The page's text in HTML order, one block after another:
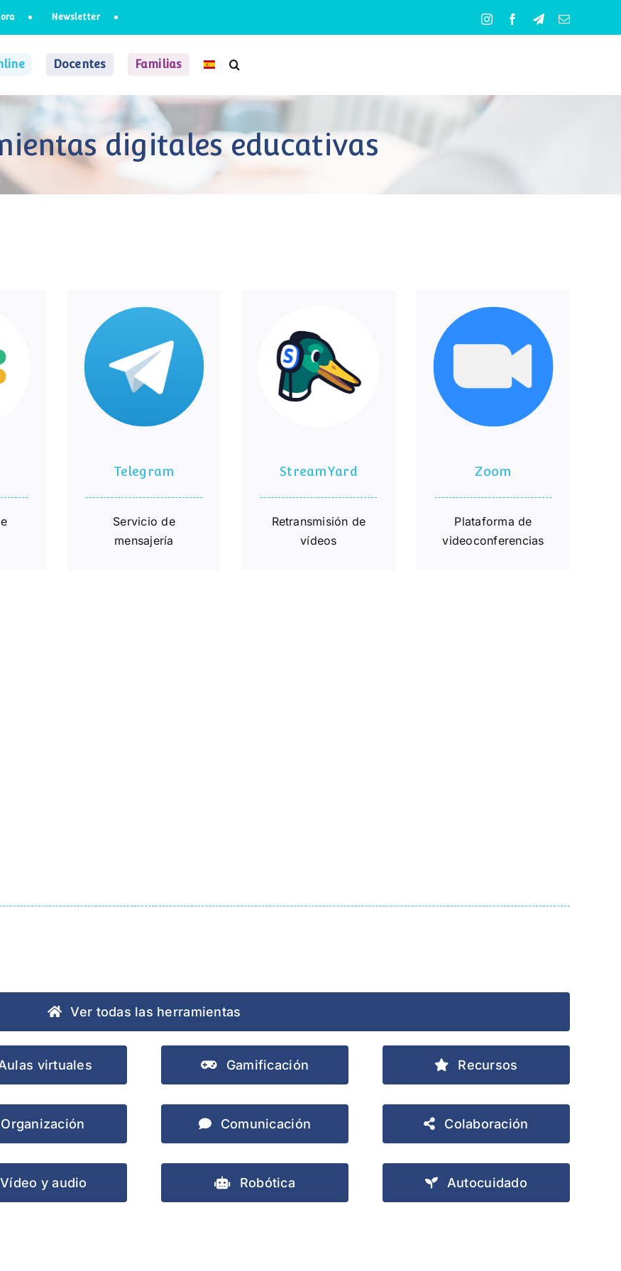
Newsletter InstagramFacebookTelegramCorreo
Docentes Familias
digitales educativas
Telegram
Telegram
Servicio de
mensajería
StreamYard
StreamYard
Retransmisión de
vídeos
Zoom
Plataforma de
videoconferencias
Ver todas las herramientas
virtuales
Organización
Vídeo y audio
Gamificación
Comunicación
Robótica
Recursos
Colaboración
Autocuidado